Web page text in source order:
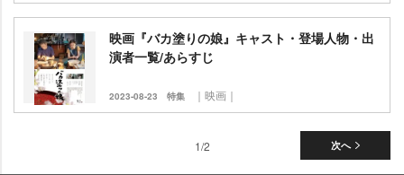
映画『バカ塗りの娘』キャスト・登場人物・出
演者一覧/あらすじ
2023-08-23 特集 ｜映画｜
次へ
1/2